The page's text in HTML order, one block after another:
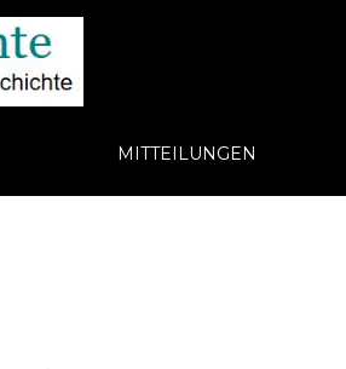
MITTEILUNGEN